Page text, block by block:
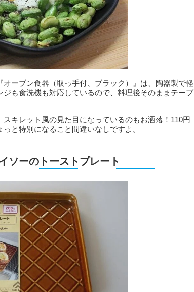
ーブン食器（取っ手付、ブラック）』は、陶器製で軽
も食洗機も対応しているので、料理後そのままテーブ
キレット風の見た目になっているのもお洒落！110円
と特別になること間違いなしですよ。
ソーのトーストプレート